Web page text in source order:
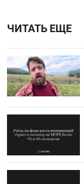
ЧИТАТЬ ЕЩЕ